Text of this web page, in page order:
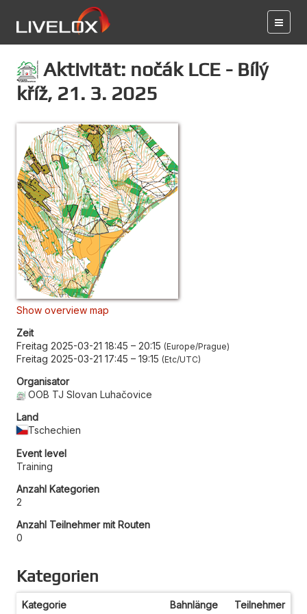
Aktivität: nočák LCE - Bílý
kříž, 21. 3. 2025
Show overview map
Zeit
Freitag 2025-03-21 18:45 – 20:15 Europe/Prague
Freitag 2025-03-21 17:45 – 19:15 Etc/UTC
Organisator
OOB TJ Slovan Luhačovice
Land
Tschechien
Event level
Training
Anzahl Kategorien
2
Anzahl Teilnehmer mit Routen
0
Kategorien
Kategorie Bahnlänge Teilnehmer